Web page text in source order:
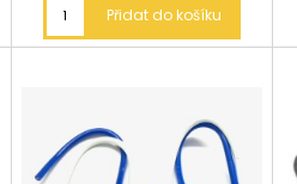
Přidat do košíku